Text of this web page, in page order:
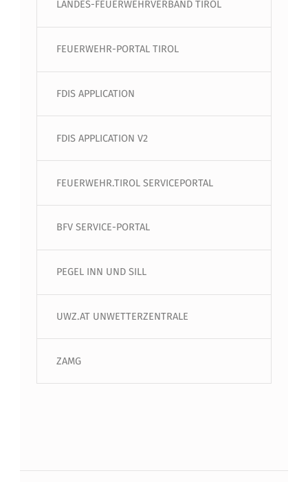
LANDES-FEUERWEHRVERBAND TIROL
FEUERWEHR-PORTAL TIROL
FDIS APPLICATION
FDIS APPLICATION V2
FEUERWEHR.TIROL SERVICEPORTAL
BFV SERVICE-PORTAL
PEGEL INN UND SILL
UWZ.AT UNWETTERZENTRALE
ZAMG
Beitragsnavigation